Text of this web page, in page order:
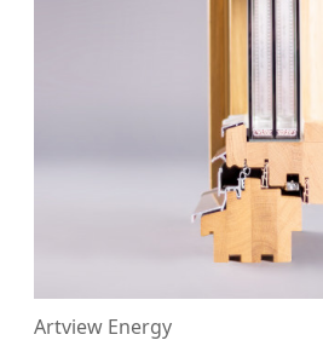
Artview Energy